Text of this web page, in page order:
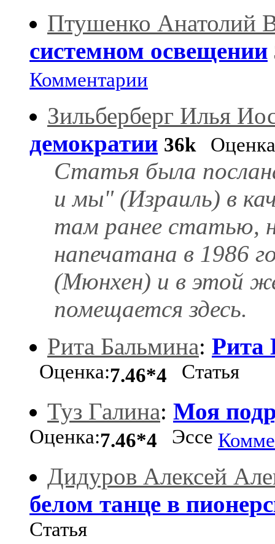
Птушенко Анатолий
системном освещении
Комментарии
Зильберберг Илья
демократии 36k
Статья была
и мы" (Израиль) в
там ранее статью,
напечатана в 1986
(Мюнхен) и в этой
помещается здесь.
Рита Бальмина: Рита
Оценка:7.46*4
Статья
Туз Галина: Моя
Оценка:7.46*4 Эссе
Дидуров Алексей
белом танце в
Статья